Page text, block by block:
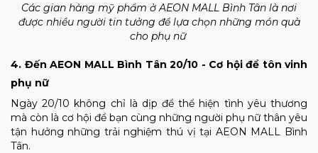
Các gian hàng mỹ phẩm ở AEON MALL Bình Tân là nơi
được nhiều người tin tưởng để lựa chọn những món quà
cho phụ nữ
4. Đến AEON MALL Bình Tân 20/10 - Cơ hội để tôn vinh
phụ nữ
Ngày 20/10 không chỉ là dịp để thể hiện tình yêu thương
mà còn là cơ hội để bạn cùng những người phụ nữ thân yêu
tận hưởng những trải nghiệm thú vị tại AEON MALL Bình
Tân.